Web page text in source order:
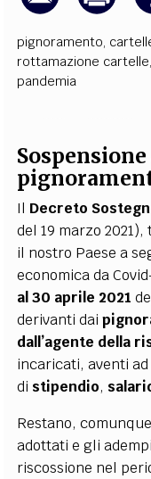
pignoramento,
rottamazione cartelle,
pandemia
Il Decreto
del 19 marzo
il nostro Paese a
economica da
al 30 aprile 2021
derivanti dai
dall’agente della
incaricati, aventi
di stipendio,
Restano,
adottati e gli
riscossione nel